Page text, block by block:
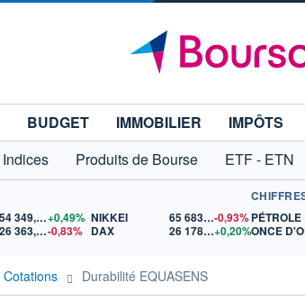
BUDGET IMMOBILIER IMPÔTS
Indices Produits de Bourse ETF - ETN
54 349,12+0,49%
26 363,44-0,83%
NIKKEI 65 683,26-0,93%
DAX
26 178,93+0,20%ONCE
Cotations Durabilité EQUASENS